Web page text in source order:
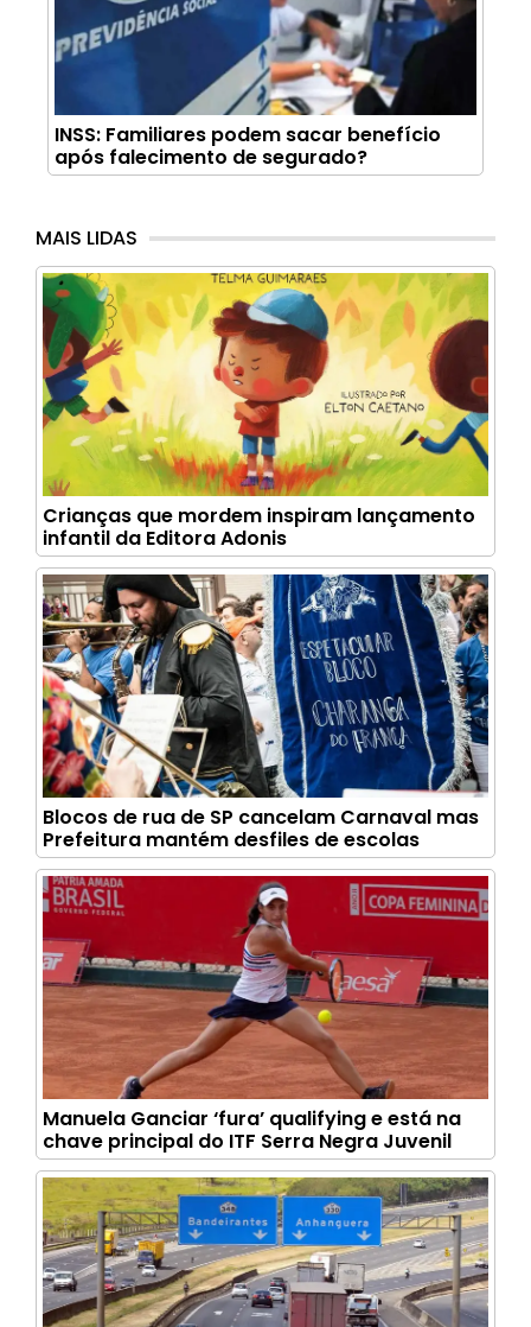
INSS: Familiares podem sacar benefício
após falecimento de segurado?
MAIS LIDAS
Crianças que mordem inspiram lançamento
infantil da Editora Adonis
Blocos de rua de SP cancelam Carnaval mas
Prefeitura mantém desfiles de escolas
Manuela Ganciar ‘fura’ qualifying e está na
chave principal do ITF Serra Negra Juvenil